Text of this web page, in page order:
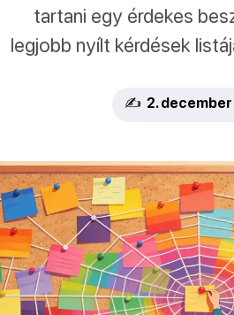
tartani egy érdekes
legjobb nyílt kérdések
✍️ 2. december